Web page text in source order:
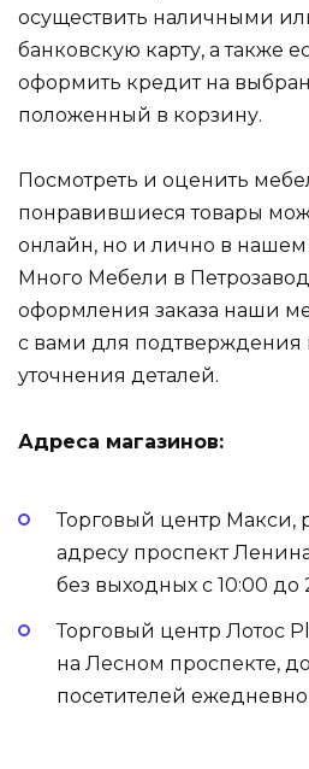
осуществить наличными
банковскую карту, а также
оформить кредит на
положенный в корзину.
Посмотреть и оценить
понравившиеся товары
онлайн, но и лично в нашем
Много Мебели в
оформления заказа наши
с вами для подтверждения
уточнения деталей.
Адреса магазинов:
Торговый центр Макси,
адресу проспект
без выходных с 10:00 до
Торговый центр Лотос
на Лесном проспекте,
посетителей ежедневно